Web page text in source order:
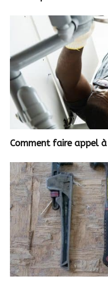
Comment faire appel